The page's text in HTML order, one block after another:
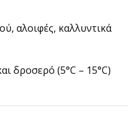
αλοιφές, καλλυντικά
δροσερό (5°C – 15°C)